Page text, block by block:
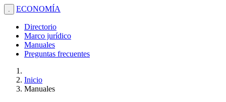
. ECONOMÍA
Directorio
Marco jurídico
Manuales
Preguntas frecuentes
Inicio
Manuales